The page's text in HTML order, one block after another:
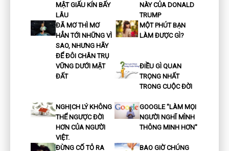
MẬT GIẤU KÍN BẤY
LÂU
NÀY CỦA DONALD
TRUMP
ĐÃ MƠ THÌ MƠ
HẲN TỚI NHỮNG VÌ
SAO, NHƯNG HÃY
ĐỂ ĐÔI CHÂN TRỤ
VỮNG DƯỚI MẶT
ĐẤT
MỘT PHÚT BẠN
LÀM ĐƯỢC GÌ?
ĐIỀU GÌ QUAN
TRỌNG NHẤT
TRONG CUỘC ĐỜI
NGHỊCH LÝ KHÔNG
THỂ NGƯỢC ĐỜI
HƠN CỦA NGƯỜI
VIỆT.
GOOGLE "LÀM MỌI
NGƯỜI NGHĨ MÌNH
THÔNG MINH HƠN"
ĐỪNG CỐ TỎ RA
BAO GIỜ CHÚNG